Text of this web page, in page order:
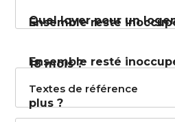
Ensemble resté
18 mois ?
Quel loyer pour un
Ensemble resté
plus ?
Textes de référence